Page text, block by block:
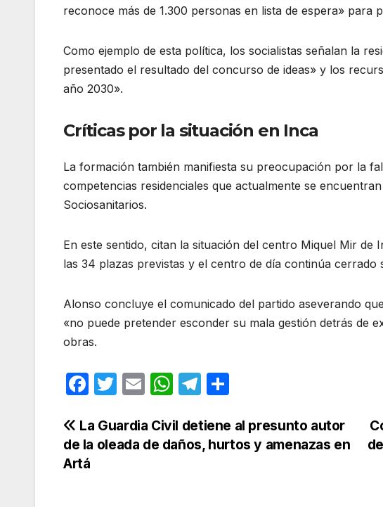
reconoce más de 1.300 personas en lista de espera» para
Como ejemplo de esta política, los socialistas señalan la
presentado el resultado del concurso de ideas» y los
año 2030».
Críticas por la situación en Inca
La formación también manifiesta su preocupación por la
competencias residenciales que actualmente se
Sociosanitarios.
En este sentido, citan la situación del centro Miquel Mir
las 34 plazas previstas y el centro de día continúa cerrado
Alonso concluye el comunicado del partido aseverando
«no puede pretender esconder su mala gestión detrás de
obras.
F
c
e
b
T
itt
er
E
ail
W
at
s
T
e
gr
m
p
Navegación
de
La Guardia Civil detiene al presunto autor
de la oleada de daños, hurtos y amenazas en
Artá